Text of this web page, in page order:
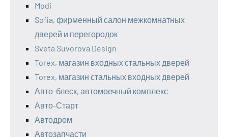
Modi
Sofia, фирменный салон межкомнатных
дверей и перегородок
Sveta Suvorova Design
Torex, магазин входных стальных дверей
Torex, магазин стальных входных дверей
Авто-блеск, автомоечный комплекс
Авто-Старт
Автодром
Автозапчасти